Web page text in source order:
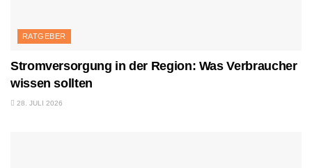
RATGEBER
Stromversorgung in der Region: Was Verbraucher
wissen sollten
28. JULI 2026